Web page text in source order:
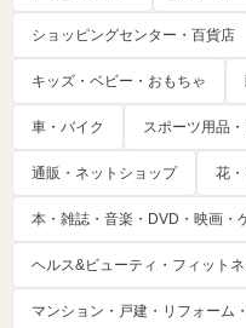
ショッピングセンター・百貨店
キッズ・ベビー・おもちゃ
車・バイク スポーツ用品
通販・ネットショップ 花
本・雑誌・音楽・DVD・映画・
ヘルス&ビューティ・フィット
マンション・戸建・リフォーム